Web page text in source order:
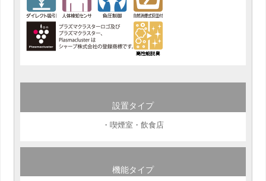
設置タイプ
・喫煙室・飲食店
機能タイプ